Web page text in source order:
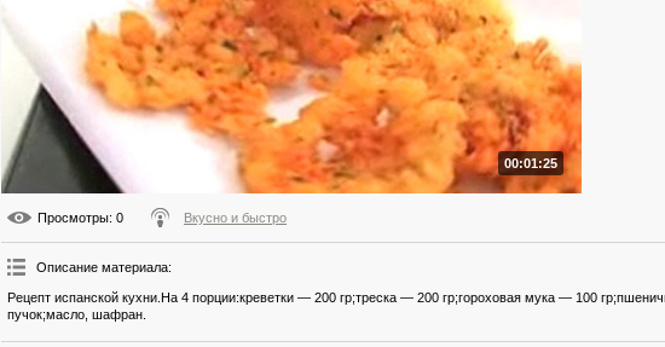
00:01:25
Просмотры: 0 Вкусно и быстро
Описание материала:
Рецепт испанской кухни.На 4 порции:креветки — 200 гр;треска — 200 гр;гороховая мука — 100
пучок;масло, шафран.